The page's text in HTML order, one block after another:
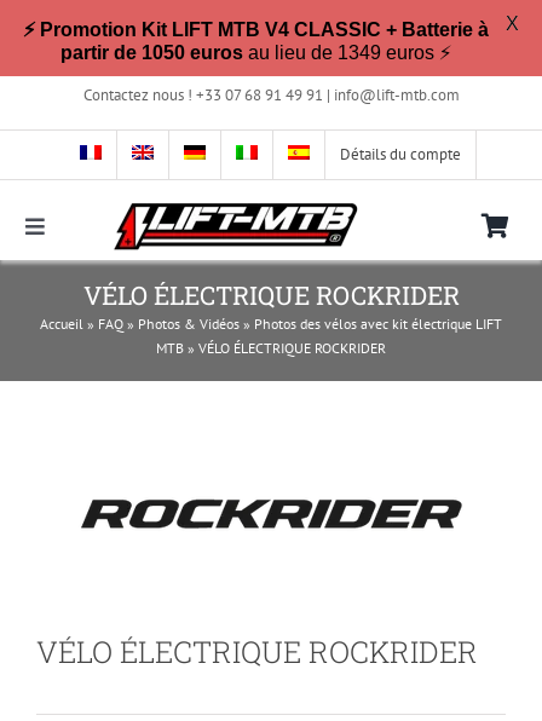
au
Contactez nous ! +33 07 68 91 49 91 | info@lift-mtb.com
Détails du compte
Toggle
Navigation
Compatible avec mon vélo ?
La boutique
VÉLO ÉLECTRIQUE ROCKRIDER
Accueil » FAQ » Photos & Vidéos » Photos des vélos avec kit électrique LIFT
MTB » VÉLO ÉLECTRIQUE ROCKRIDER
VÉLO ÉLECTRIQUE ROCKRIDER
⚡ Promotion Kit LIFT MTB V4 CLASSIC + Batterie à
partir de 1050 euros au lieu de 1349 euros ⚡
X